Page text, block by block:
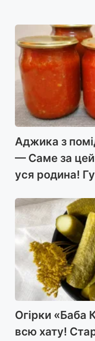
Аджика з
— Саме за цей
уся родина!
Огірки «Баба
всю хату!